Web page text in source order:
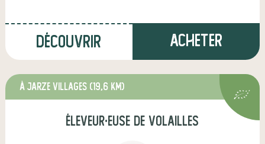
Découvrir Acheter
à jarze villages (19,6 km)
éleveur·euse de volailles